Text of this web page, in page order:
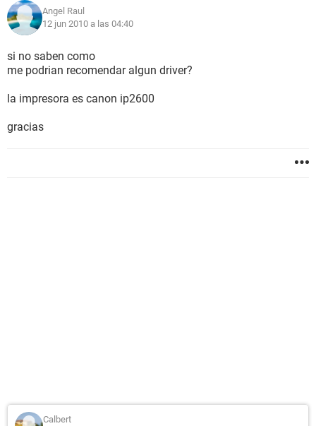
Angel Raul
12 jun 2010 a las 04:40
si no saben como
me podrian recomendar algun driver?
la impresora es canon ip2600
gracias
Calbert